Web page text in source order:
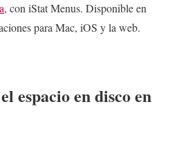
, con iStat Menus. Disponible en
para Mac, iOS y la web.
espacio en disco en